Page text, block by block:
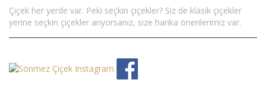
Çiçek her yerde var. Peki seçkin çiçekler? Siz de klasik çiçekler
yerine seçkin çiçekler arıyorsanız, size harika önerilerimiz var.